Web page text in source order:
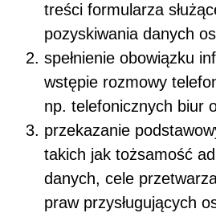
treści formularza
pozyskiwania danych
spełnienie obowiązku
wstępie rozmowy
np. telefonicznych biur
przekazanie
takich jak tożsamość
danych, cele
praw przysługujących